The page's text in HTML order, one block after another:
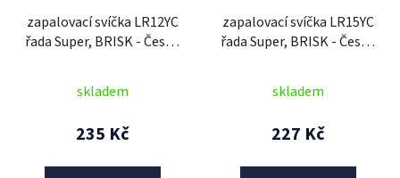
zapalovací svíčka LR12YC
řada Super, BRISK - Česká
skladem
235 Kč
zapalovací svíčka LR15YC
řada Super, BRISK - Česká
skladem
227 Kč